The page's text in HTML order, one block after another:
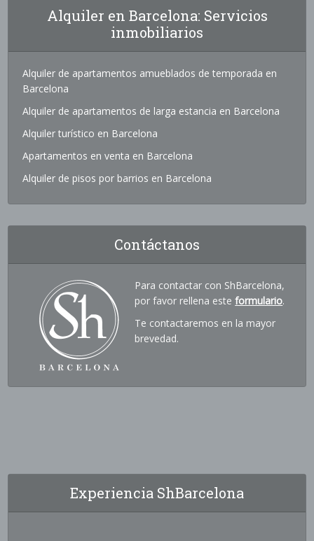
Alquiler en Barcelona: Servicios
inmobiliarios
Alquiler de apartamentos amueblados de temporada en
Barcelona
Alquiler de apartamentos de larga estancia en Barcelona
Alquiler turístico en Barcelona
Apartamentos en venta en Barcelona
Alquiler de pisos por barrios en Barcelona
Contáctanos
Para contactar con ShBarcelona,
por favor rellena esteformulario.
Te contactaremos en la mayor
brevedad.
Experiencia ShBarcelona